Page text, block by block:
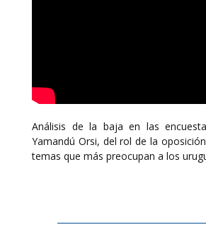
Análisis de la baja en las
Yamandú Orsi, del rol de la
temas que más preocupan a los